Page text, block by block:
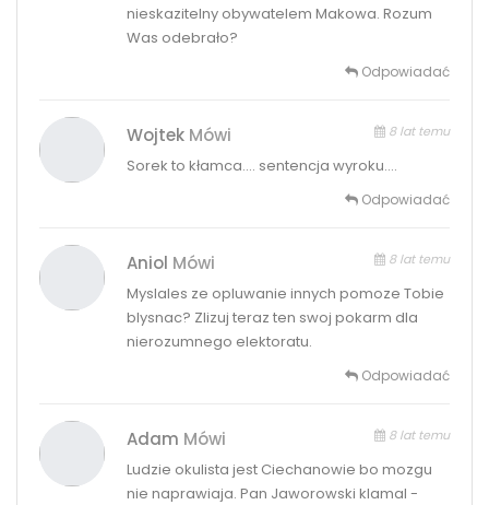
nieskazitelny obywatelem Makowa. Rozum
Was odebrało?
Odpowiadać
Wojtek Mówi 8 lat temu
Sorek to kłamca…. sentencja wyroku….
Odpowiadać
Aniol Mówi 8 lat temu
Myslales ze opluwanie innych pomoze Tobie
blysnac? Zlizuj teraz ten swoj pokarm dla
nierozumnego elektoratu.
Odpowiadać
Adam Mówi 8 lat temu
Ludzie okulista jest Ciechanowie bo mozgu
nie naprawiaja. Pan Jaworowski klamal -